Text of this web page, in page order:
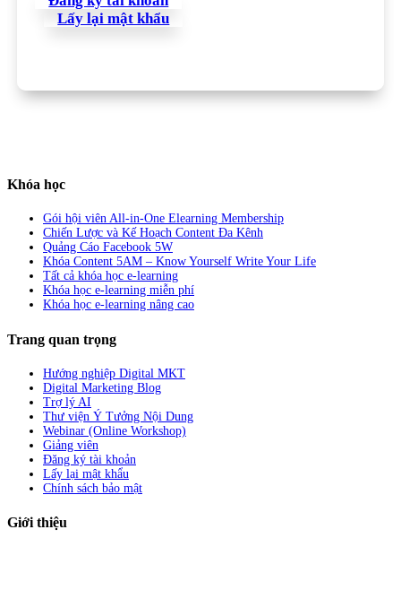
Lấy lại mật khẩu
Khóa học
Gói hội viên All-in-One Elearning Membership
Chiến Lược và Kế Hoạch Content Đa Kênh
Quảng Cáo Facebook 5W
Khóa Content 5AM – Know Yourself Write Your Life
Tất cả khóa học e-learning
Khóa học e-learning miễn phí
Khóa học e-learning nâng cao
Trang quan trọng
Hướng nghiệp Digital MKT
Digital Marketing Blog
Trợ lý AI
Thư viện Ý Tưởng Nội Dung
Webinar (Online Workshop)
Giảng viên
Đăng ký tài khoản
Lấy lại mật khẩu
Chính sách bảo mật
Giới thiệu